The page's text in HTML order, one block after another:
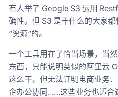
有人举了 Google S3 运用
确性。但 S3 是干什么的大家
“资源“的。
一个工具用在了恰当场景，当
东西，只能说明类似的阿里云
这么干。但无法证明电商业务
企办公协同……这些业务也适合